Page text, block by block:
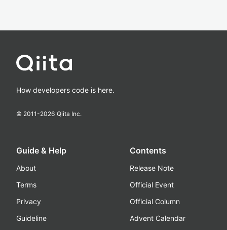
How developers code is here.
© 2011-2026 Qiita Inc.
Guide & Help
About
Terms
Privacy
Guideline
Contents
Release Note
Official Event
Official Column
Advent Calendar